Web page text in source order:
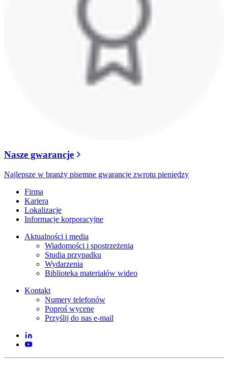
Nasze gwarancje
Najlepsze w branży pisemne gwarancje zwrotu pieniędzy
Firma
Kariera
Lokalizacje
Informacje korporacyjne
Aktualności i media
Wiadomości i spostrzeżenia
Studia przypadku
Wydarzenia
Biblioteka materiałów wideo
Kontakt
Numery telefonów
Poproś wycenę
Przyślij do nas e-mail